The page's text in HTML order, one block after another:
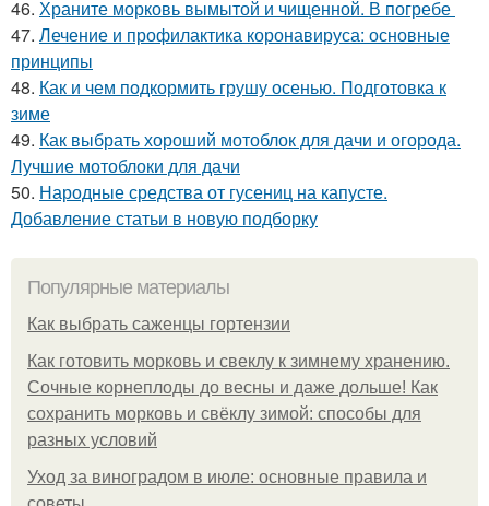
46. Храните морковь вымытой и чищенной. В погребе
47. Лечение и профилактика коронавируса: основные
принципы
48. Как и чем подкормить грушу осенью. Подготовка к
зиме
49. Как выбрать хороший мотоблок для дачи и огорода.
Лучшие мотоблоки для дачи
50. Народные средства от гусениц на капусте.
Добавление статьи в новую подборку
Популярные материалы
Как выбрать саженцы гортензии
Как готовить морковь и свеклу к зимнему хранению.
Сочные корнеплоды до весны и даже дольше! Как
сохранить морковь и свёклу зимой: способы для
разных условий
Уход за виноградом в июле: основные правила и